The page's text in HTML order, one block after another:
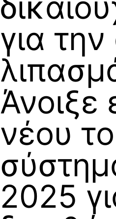
για
Άνοιξε
νέου το
2025